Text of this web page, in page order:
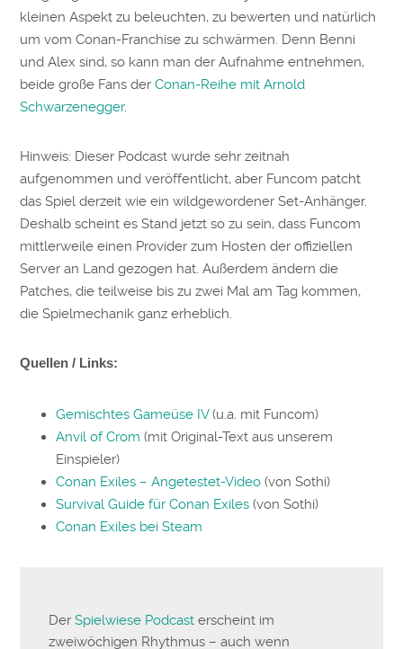
kleinen Aspekt zu beleuchten, zu bewerten und natürlich
um vom Conan-Franchise zu schwärmen. Denn Benni
und Alex sind, so kann man der Aufnahme entnehmen,
beide große Fans derConan-Reihe mit Arnold
Schwarzenegger.
Hinweis: Dieser Podcast wurde sehr zeitnah
aufgenommen und veröffentlicht, aber Funcom patcht
das Spiel derzeit wie ein wildgewordener Set-Anhänger.
Deshalb scheint es Stand jetzt so zu sein, dass Funcom
mittlerweile einen Provider zum Hosten der offiziellen
Server an Land gezogen hat. Außerdem ändern die
Patches, die teilweise bis zu zwei Mal am Tag kommen,
die Spielmechanik ganz erheblich.
Quellen / Links:
Gemischtes Gameüse IV(u.a. mit Funcom)
Anvil of Crom (mit Original-Text aus unserem
Einspieler)
Conan Exiles – Angetestet-Video (von Sothi)
Survival Guide für Conan Exiles (von Sothi)
Conan Exiles bei Steam
DerSpielwiese Podcast erscheint im
zweiwöchigen Rhythmus – auch wenn